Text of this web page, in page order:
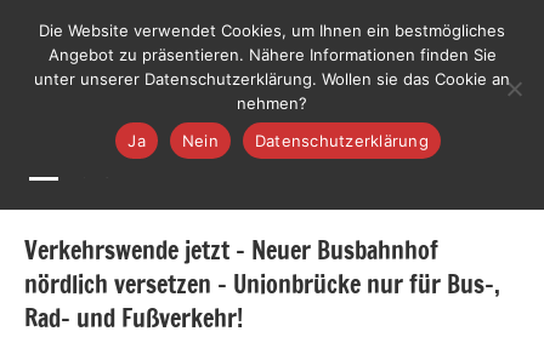
springen
LiLO
Liste
Lebenswerte
Ortenau
Jetzt mitmachen
Verkehrswende jetzt – Neuer Busbahnhof
nördlich versetzen – Unionbrücke nur für Bus-,
Rad- und Fußverkehr!
Die Website verwendet Cookies, um Ihnen ein bestmögliches
Angebot zu präsentieren. Nähere Informationen finden Sie
unter unserer Datenschutzerklärung. Wollen sie das Cookie an
nehmen?
Ja
Nein Datenschutzerklärung